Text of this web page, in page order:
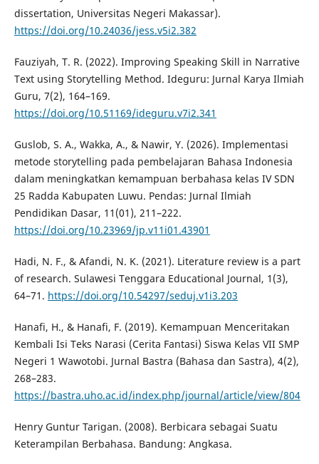
dissertation, Universitas Negeri Makassar).
https://doi.org/10.24036/jess.v5i2.382
Fauziyah, T. R. (2022). Improving Speaking Skill in Narrative
Text using Storytelling Method. Ideguru: Jurnal Karya Ilmiah
Guru, 7(2), 164–169.
https://doi.org/10.51169/ideguru.v7i2.341
Guslob, S. A., Wakka, A., & Nawir, Y. (2026). Implementasi
metode storytelling pada pembelajaran Bahasa Indonesia
dalam meningkatkan kemampuan berbahasa kelas IV SDN
25 Radda Kabupaten Luwu. Pendas: Jurnal Ilmiah
Pendidikan Dasar, 11(01), 211–222.
https://doi.org/10.23969/jp.v11i01.43901
Hadi, N. F., & Afandi, N. K. (2021). Literature review is a part
of research. Sulawesi Tenggara Educational Journal, 1(3),
64–71. https://doi.org/10.54297/seduj.v1i3.203
Hanafi, H., & Hanafi, F. (2019). Kemampuan Menceritakan
Kembali Isi Teks Narasi (Cerita Fantasi) Siswa Kelas VII SMP
Negeri 1 Wawotobi. Jurnal Bastra (Bahasa dan Sastra), 4(2),
268–283.
https://bastra.uho.ac.id/index.php/journal/article/view/804
Henry Guntur Tarigan. (2008). Berbicara sebagai Suatu
Keterampilan Berbahasa. Bandung: Angkasa.